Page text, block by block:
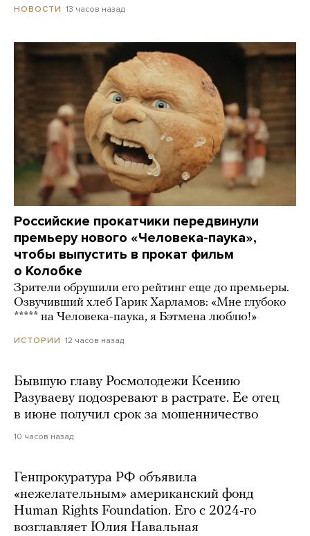
НОВОСТИ 13 часов назад
Российские прокатчики передвинули
премьеру нового «Человека-паука»,
чтобы выпустить в прокат фильм
о Колобке
Зрители обрушили его рейтинг еще до премьеры.
Озвучивший хлеб Гарик Харламов: «Мне глубоко
***** на Человека-паука, я Бэтмена люблю!»
ИСТОРИИ 12 часов назад
Бывшую главу Росмолодежи Ксению
Разуваеву подозревают в растрате. Ее отец
в июне получил срок за мошенничество
10 часов назад
Генпрокуратура РФ объявила
«нежелательным» американский фонд
Human Rights Foundation. Его с 2024-го
возглавляет Юлия Навальная